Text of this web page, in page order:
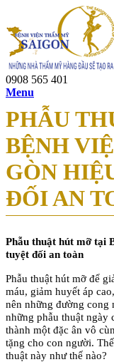
0908 565 401
Menu
PHẪU
BỆNH
GÒN
ĐỐI AN
Phẫu thuật hút mỡ tại
tuyệt đối an toàn
Phẫu thuật hút mỡ để
máu, giảm huyết áp
nên những đường cong
những phẫu thuật ngày
thành một đặc ân vô
tặng cho con người.
thuật này như thế nào?